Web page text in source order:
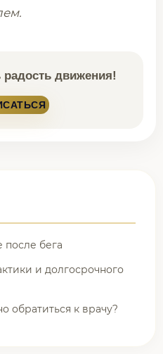
движения!
бега
и долгосрочного
обратиться к врачу?